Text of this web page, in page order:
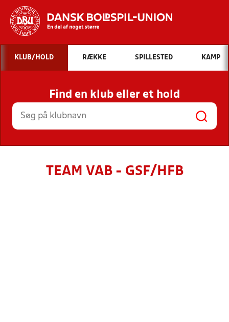
Hvad vil du søge efter?
INDHOLD OG NYHEDER
STILLINGER, RESULTATER, KLUBBER OG
HOLD
KLUB/HOLD RÆKKE SPILLESTED KAMP
Find en klub eller et hold
TEAM VAB - GSF/HFB